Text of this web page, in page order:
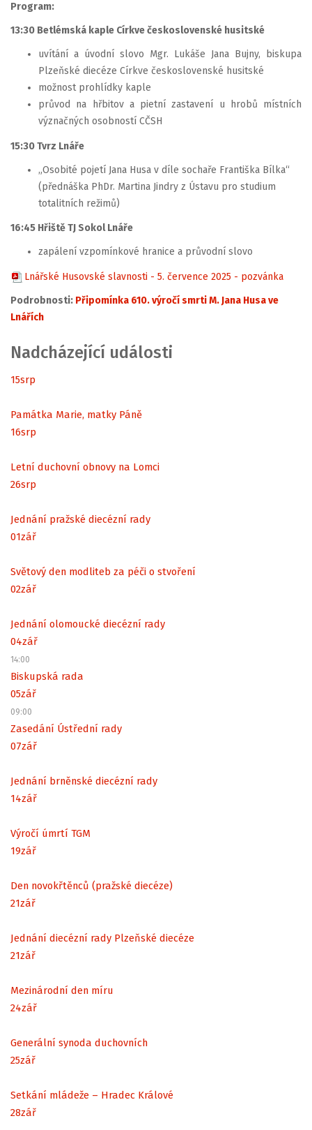
Program:
13:30 Betlémská kaple Církve československé husitské
uvítání a úvodní slovo Mgr. Lukáše Jana Bujny, biskupa
Plzeňské diecéze Církve československé husitské
možnost prohlídky kaple
průvod na hřbitov a pietní zastavení u hrobů místních
význačných osobností CČSH
15:30 Tvrz Lnáře
„Osobité pojetí Jana Husa v díle sochaře Františka Bílka“
(přednáška PhDr. Martina Jindry z Ústavu pro studium
totalitních režimů)
16:45 Hřiště TJ Sokol Lnáře
zapálení vzpomínkové hranice a průvodní slovo
Lnářské Husovské slavnosti - 5. července 2025 - pozvánka
Podrobnosti: Připomínka 610. výročí smrti M. Jana Husa ve
Lnářích
Nadcházející události
15srp
Památka Marie, matky Páně
16srp
Letní duchovní obnovy na Lomci
26srp
Jednání pražské diecézní rady
01zář
Světový den modliteb za péči o stvoření
02zář
Jednání olomoucké diecézní rady
04zář
14:00
Biskupská rada
05zář
09:00
Zasedání Ústřední rady
07zář
Jednání brněnské diecézní rady
14zář
Výročí úmrtí TGM
19zář
Den novokřtěnců (pražské diecéze)
21zář
Jednání diecézní rady Plzeňské diecéze
21zář
Mezinárodní den míru
24zář
Generální synoda duchovních
25zář
Setkání mládeže – Hradec Králové
28zář